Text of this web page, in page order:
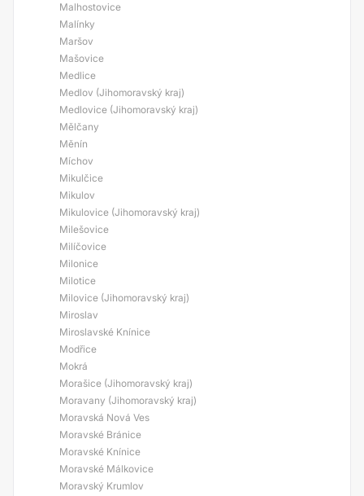
Malhostovice
Malínky
Maršov
Mašovice
Medlice
Medlov (Jihomoravský kraj)
Medlovice (Jihomoravský kraj)
Mělčany
Měnín
Míchov
Mikulčice
Mikulov
Mikulovice (Jihomoravský kraj)
Milešovice
Milíčovice
Milonice
Milotice
Milovice (Jihomoravský kraj)
Miroslav
Miroslavské Knínice
Modřice
Mokrá
Morašice (Jihomoravský kraj)
Moravany (Jihomoravský kraj)
Moravská Nová Ves
Moravské Bránice
Moravské Knínice
Moravské Málkovice
Moravský Krumlov